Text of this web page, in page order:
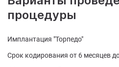
процедуры
Имплантация "Торпедо"
Срок кодирования от 6 месяцев